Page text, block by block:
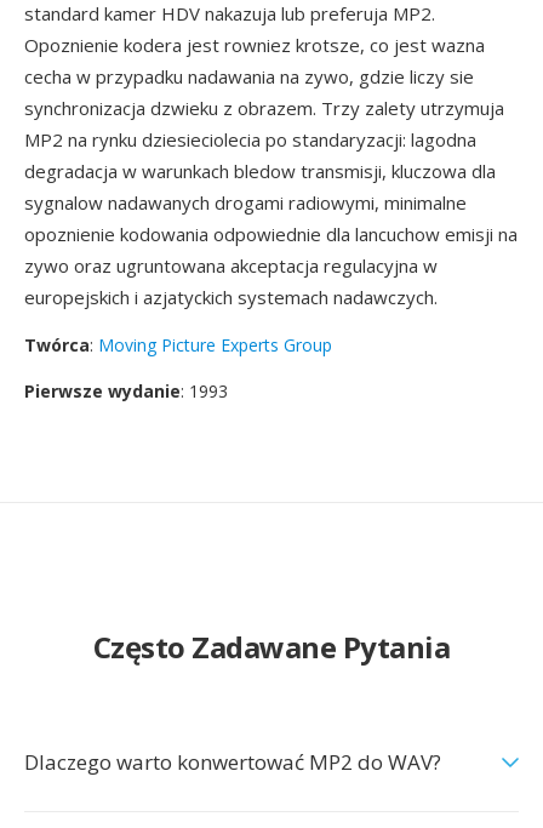
standard kamer HDV nakazuja lub preferuja MP2.
Opoznienie kodera jest rowniez krotsze, co jest wazna
cecha w przypadku nadawania na zywo, gdzie liczy sie
synchronizacja dzwieku z obrazem. Trzy zalety utrzymuja
MP2 na rynku dziesieciolecia po standaryzacji: lagodna
degradacja w warunkach bledow transmisji, kluczowa dla
sygnalow nadawanych drogami radiowymi, minimalne
opoznienie kodowania odpowiednie dla lancuchow emisji na
zywo oraz ugruntowana akceptacja regulacyjna w
europejskich i azjatyckich systemach nadawczych.
Twórca: Moving Picture Experts Group
Pierwsze wydanie: 1993
Często Zadawane Pytania
Dlaczego warto konwertować MP2 do WAV?